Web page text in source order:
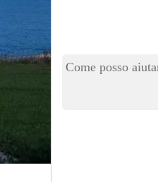
Come posso